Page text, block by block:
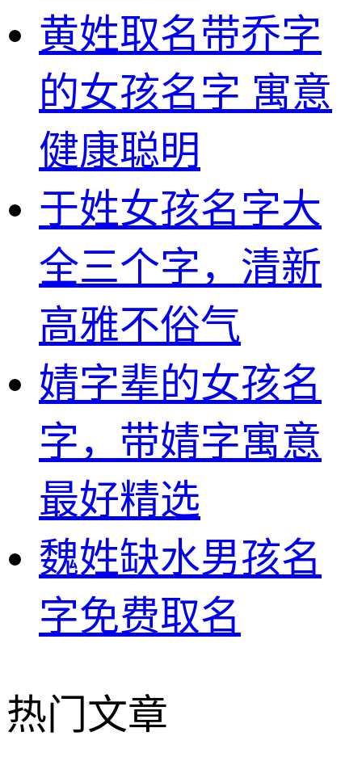
黄姓取名带乔字
的女孩名字 寓意
健康聪明
于姓女孩名字大
全三个字，清新
高雅不俗气
婧字辈的女孩名
字，带婧字寓意
最好精选
魏姓缺水男孩名
字免费取名
热门文章